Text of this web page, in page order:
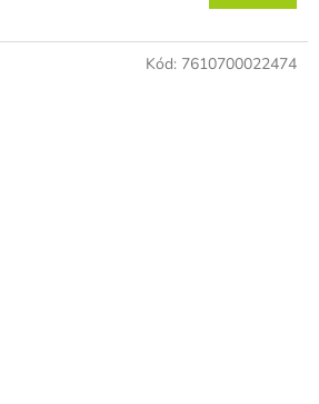
Kód: 7610700022474